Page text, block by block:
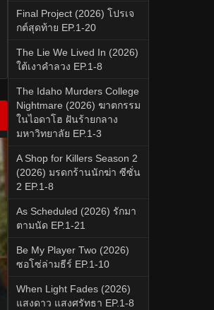
Final Project (2026) โปรเจ
กต์สุดท้าย EP.1-20
The Lie We Lived In (2026)
ใต้เงาคำลวง EP.1-8
The Idaho Murders College
Nightmare (2026) ฆาตกรรม
ในไอดาโฮ ฝันร้ายกลาง
มหาวิทยาลัย EP.1-3
A Shop for Killers Season 2
(2026) มรดกร้านนักฆ่า ซีซั่น
2 EP.1-8
As Scheduled (2026) รักมา
ตามนัด EP.1-21
Be My Player Two (2026)
ซอโซ่ล่ามธีร์ EP.1-10
When Light Fades (2026)
แสงดาว แสงศรัทธา EP.1-8